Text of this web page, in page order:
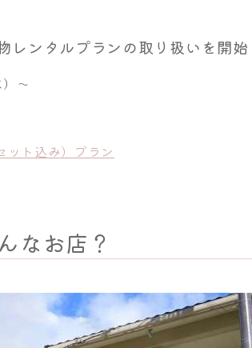
レンタルプランの取り扱いを開
～
ット込み）プラン
なお店？